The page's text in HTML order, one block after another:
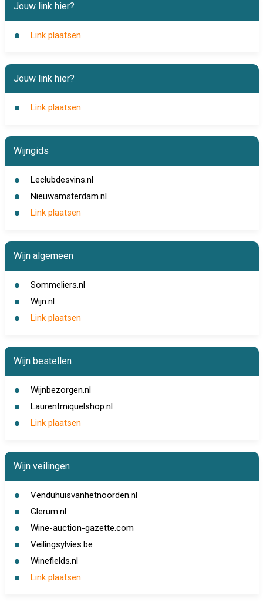
Jouw link hier?
Link plaatsen
Jouw link hier?
Link plaatsen
Wijngids
Leclubdesvins.nl
Nieuwamsterdam.nl
Link plaatsen
Wijn algemeen
Sommeliers.nl
Wijn.nl
Link plaatsen
Wijn bestellen
Wijnbezorgen.nl
Laurentmiquelshop.nl
Link plaatsen
Wijn veilingen
Venduhuisvanhetnoorden.nl
Glerum.nl
Wine-auction-gazette.com
Veilingsylvies.be
Winefields.nl
Link plaatsen